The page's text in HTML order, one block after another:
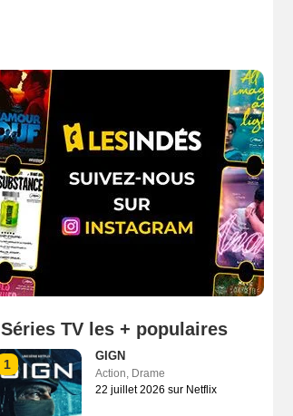
Séries TV les + populaires
1
GIGN
Action, Drame
22 juillet 2026 sur Netflix